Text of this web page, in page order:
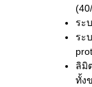
ระ
ระ
ลิมิ
ทั้ง